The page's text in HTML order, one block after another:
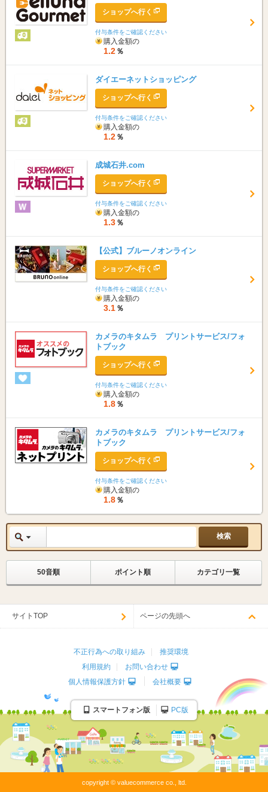
ショップへ行く
付与条件をご確認ください
購入金額の
1.2 ％
ダイエーネットショッピング
ショップへ行く
付与条件をご確認ください
購入金額の
1.2 ％
成城石井.com
ショップへ行く
付与条件をご確認ください
購入金額の
1.3 ％
【公式】ブルーノオンライン
ショップへ行く
付与条件をご確認ください
購入金額の
3.1 ％
カメラのキタムラ プリントサービス/フォ
トブック
ショップへ行く
付与条件をご確認ください
購入金額の
1.8 ％
カメラのキタムラ プリントサービス/フォ
トブック
ショップへ行く
付与条件をご確認ください
購入金額の
1.8 ％
50音順 ポイント順 カテゴリ一覧
サイトTOP ページの先頭へ
不正行為への取り組み
推奨環境
利用規約
お問い合わせ
個人情報保護方針
会社概要
スマートフォン版 PC版
copyright © valuecommerce co., ltd.